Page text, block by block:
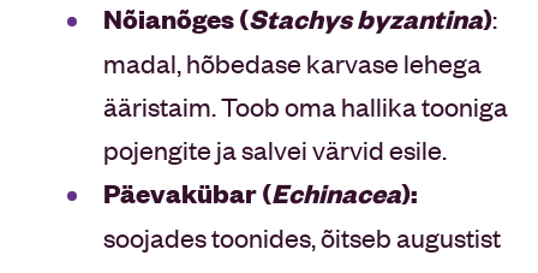
Nõianõges (Stachys byzantina):
madal, hõbedase karvase lehega
ääristaim. Toob oma hallika tooniga
pojengite ja salvei värvid esile.
Päevakübar (Echinacea):
soojades toonides, õitseb augustist